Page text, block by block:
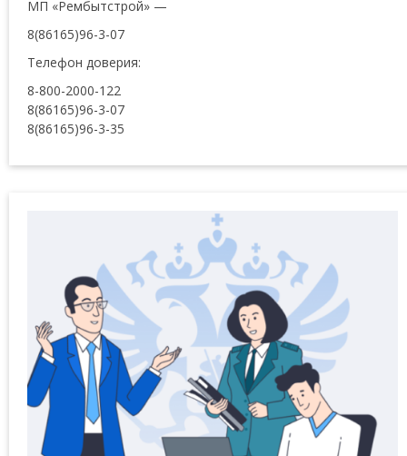
МП «Рембытстрой» —
8(86165)96-3-07
Телефон доверия:
8-800-2000-122
8(86165)96-3-07
8(86165)96-3-35